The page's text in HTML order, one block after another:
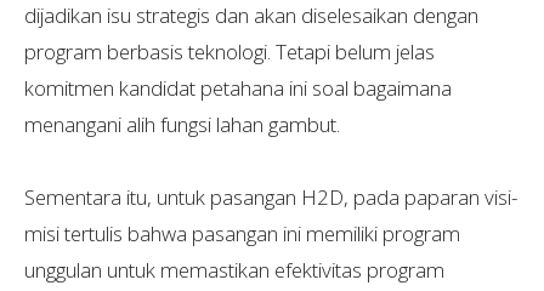
dijadikan isu strategis dan akan diselesaikan dengan
program berbasis teknologi. Tetapi belum jelas
komitmen kandidat petahana ini soal bagaimana
menangani alih fungsi lahan gambut.
Sementara itu, untuk pasangan H2D, pada paparan visi-
misi tertulis bahwa pasangan ini memiliki program
unggulan untuk memastikan efektivitas program